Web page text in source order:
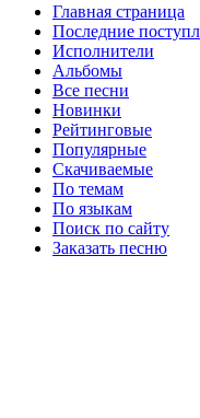
Главная страница
Последние
Исполнители
Альбомы
Все песни
Новинки
Рейтинговые
Популярные
Скачиваемые
По темам
По языкам
Поиск по сайту
Заказать песню